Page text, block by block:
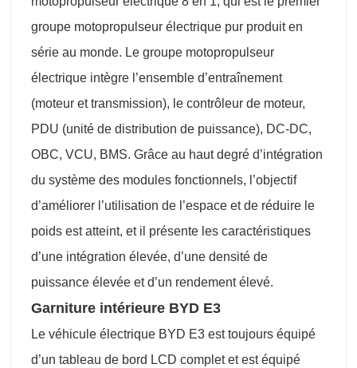
groupe motopropulseur électrique pur produit en
série au monde. Le groupe motopropulseur
électrique intègre l’ensemble d’entraînement
(moteur et transmission), le contrôleur de moteur,
PDU (unité de distribution de puissance), DC-DC,
OBC, VCU, BMS. Grâce au haut degré d’intégration
du système des modules fonctionnels, l’objectif
d’améliorer l’utilisation de l’espace et de réduire le
poids est atteint, et il présente les caractéristiques
d’une intégration élevée, d’une densité de
puissance élevée et d’un rendement élevé.
Garniture intérieure BYD E3
Le véhicule électrique BYD E3 est toujours équipé
d’un tableau de bord LCD complet et est équipé